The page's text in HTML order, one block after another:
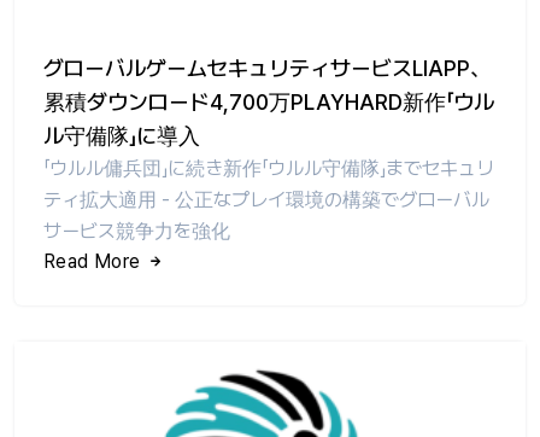
グローバルゲームセキュリティサービスLIAPP、
累積ダウンロード4,700万PLAYHARD新作「ウル
ル守備隊」に導入
「ウルル傭兵団」に続き新作「ウルル守備隊」までセキュリ
ティ拡大適用 - 公正なプレイ環境の構築でグローバル
サービス競争力を強化
Read More